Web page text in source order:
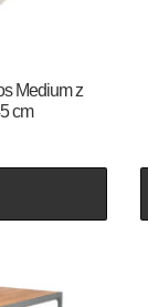
Medium z
cm